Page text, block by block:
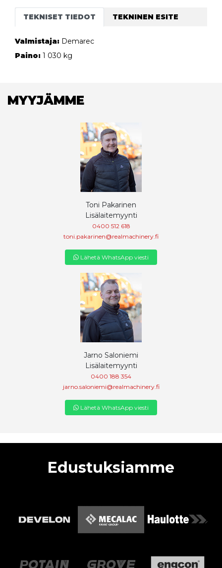
TEKNISET TIEDOT TEKNINEN ESITE
Valmistaja: Demarec
Paino: 1 030 kg
MYYJÄMME
Toni Pakarinen
Lisälaitemyynti
0400 512 618
toni.pakarinen@realmachinery.fi
Lähetä WhatsApp viesti
Jarno Saloniemi
Lisälaitemyynti
0400 188 354
jarno.saloniemi@realmachinery.fi
Lähetä WhatsApp viesti
Edustuksiamme